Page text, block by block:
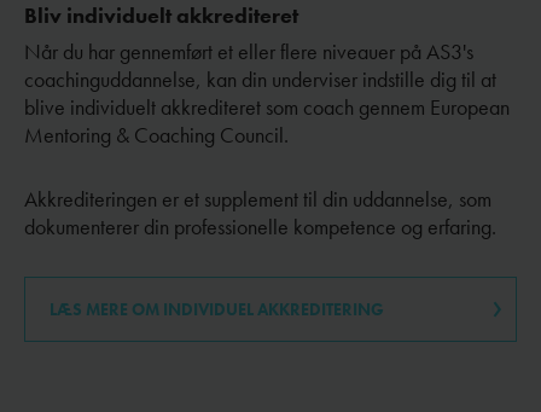
Bliv individuelt akkrediteret
Når du har gennemført et eller flere niveauer på AS3's
coachinguddannelse, kan din underviser indstille dig til at
blive individuelt akkrediteret som coach gennem European
Mentoring & Coaching Council.
Akkrediteringen er et supplement til din uddannelse, som
dokumenterer din professionelle kompetence og erfaring.
LÆS MERE OM INDIVIDUEL AKKREDITERING